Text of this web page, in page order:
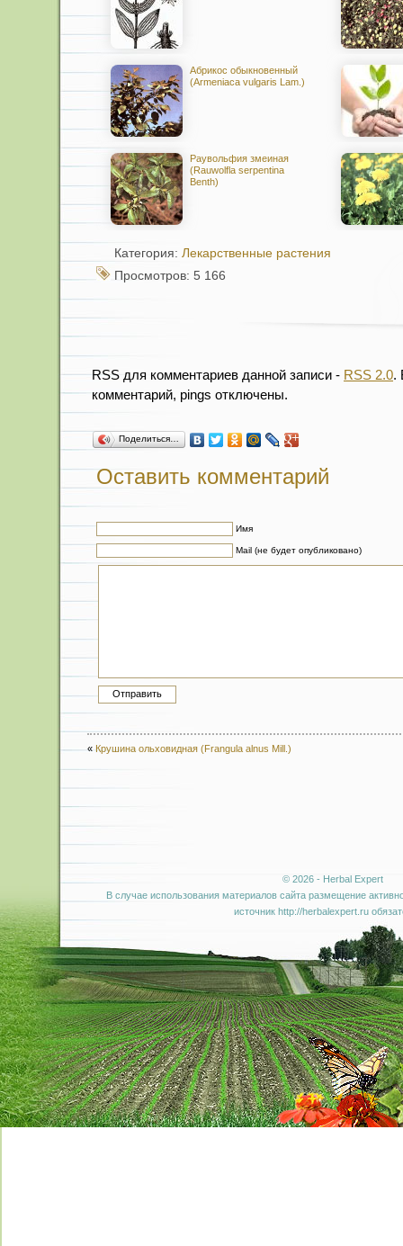
Абрикос обыкновенный
(Armeniaca vulgaris Lam.)
Раувольфия змеиная
(Rauwolfla serpentina
Benth)
Категория: Лекарственные растения
Просмотров: 5 166
RSS для комментариев данной записи - RSS 2.0.
комментарий, pings отключены.
Поделиться…
Оставить комментарий
Имя
Mail (не будет опубликовано)
« Крушина ольховидная (Frangula alnus Mill.)
© 2026 - Herbal Expert
В случае использования материалов сайта размещение
источник http://herbalexpert.ru